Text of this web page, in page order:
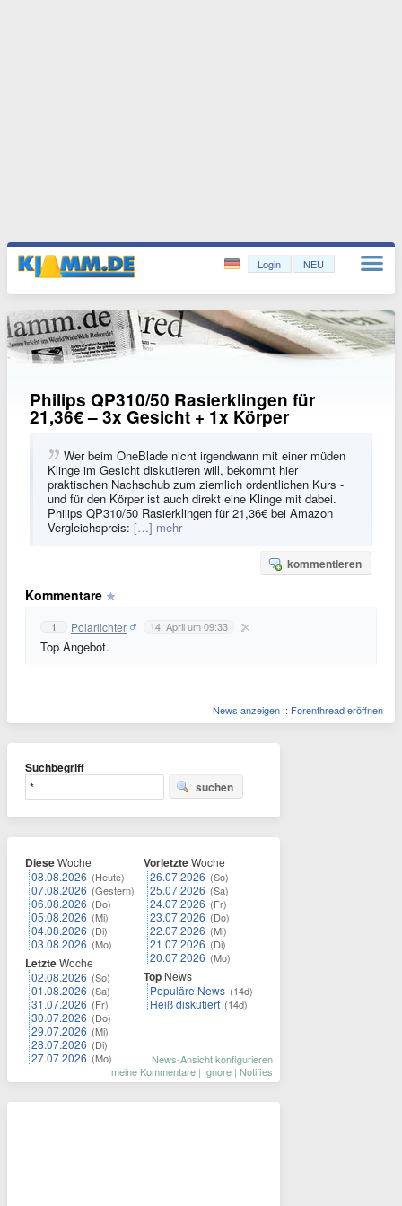
Login NEU
Philips QP310/50 Rasierklingen für
21,36€ – 3x Gesicht + 1x Körper
Wer beim OneBlade nicht irgendwann mit einer müden
Klinge im Gesicht diskutieren will, bekommt hier
praktischen Nachschub zum ziemlich ordentlichen Kurs -
und für den Körper ist auch direkt eine Klinge mit dabei.
Philips QP310/50 Rasierklingen für 21,36€ bei Amazon
Vergleichspreis: […] mehr
kommentieren
Kommentare
1 Polarlichter 14. April um 09:33
Top Angebot.
News anzeigen :: Forenthread eröffnen
Suchbegriff
suchen
DieseWoche
08.08.2026 (Heute)
07.08.2026 (Gestern)
06.08.2026 (Do)
05.08.2026 (Mi)
04.08.2026 (Di)
03.08.2026 (Mo)
LetzteWoche
02.08.2026 (So)
01.08.2026 (Sa)
31.07.2026 (Fr)
30.07.2026 (Do)
29.07.2026 (Mi)
28.07.2026 (Di)
27.07.2026 (Mo)
VorletzteWoche
26.07.2026 (So)
25.07.2026 (Sa)
24.07.2026 (Fr)
23.07.2026 (Do)
22.07.2026 (Mi)
21.07.2026 (Di)
20.07.2026 (Mo)
Top News
Populäre News (14d)
Heiß diskutiert (14d)
News-Ansicht konfigurieren
meine Kommentare | Ignore | Notifies